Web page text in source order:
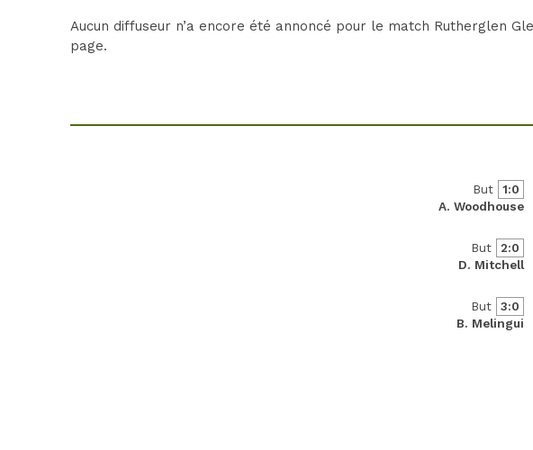
Aucun diffuseur n’a encore été annoncé pour le match Rutherglen
page.
But
1:0
A. Woodhouse
But
2:0
D. Mitchell
But
3:0
B. Melingui